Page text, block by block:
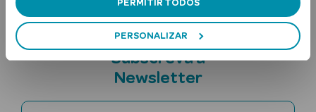
PERMITIR TODOS
PERSONALIZAR
Subscreva a
Newsletter